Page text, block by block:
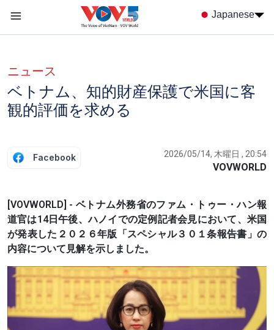
Japanese
ニュース
ベトナム、知的財産保護で米国に客
観的評価を求める
Facebook 2026/05/14, 木曜日 , 20:54
VOVWORLD
[VOVWORLD] - ベトナム外務省のファム・トゥー・ハン報
道官は14日午後、ハノイでの定例記者会見において、米国
が発表した２０２６年版「スペシャル３０１条報告書」の
内容について見解を示しました。